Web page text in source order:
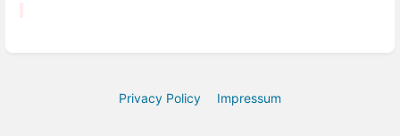
Privacy Policy Impressum